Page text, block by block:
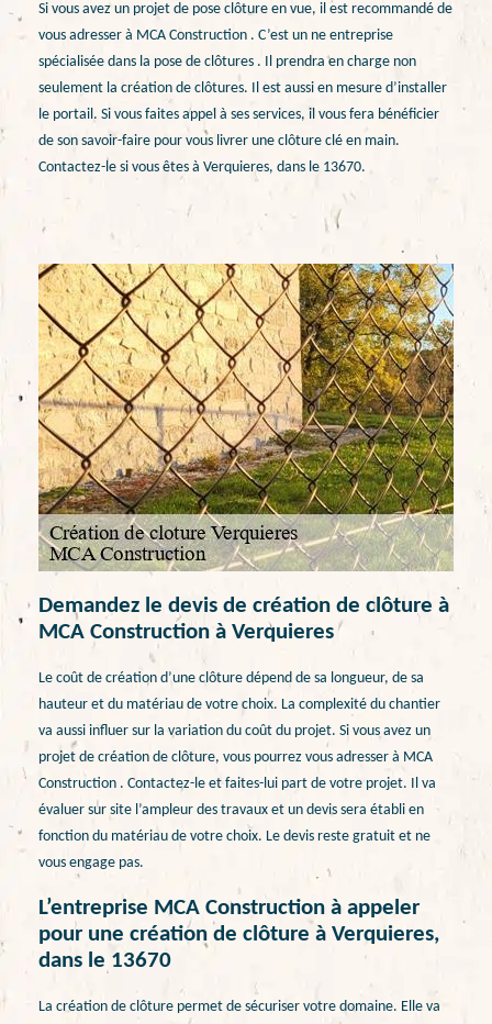
Si vous avez un projet de pose clôture en vue, il est recommandé de
vous adresser à MCA Construction . C’est un ne entreprise
spécialisée dans la pose de clôtures . Il prendra en charge non
seulement la création de clôtures. Il est aussi en mesure d’installer
le portail. Si vous faites appel à ses services, il vous fera bénéficier
de son savoir-faire pour vous livrer une clôture clé en main.
Contactez-le si vous êtes à Verquieres, dans le 13670.
Demandez le devis de création de clôture à
MCA Construction à Verquieres
Le coût de création d’une clôture dépend de sa longueur, de sa
hauteur et du matériau de votre choix. La complexité du chantier
va aussi influer sur la variation du coût du projet. Si vous avez un
projet de création de clôture, vous pourrez vous adresser à MCA
Construction . Contactez-le et faites-lui part de votre projet. Il va
évaluer sur site l’ampleur des travaux et un devis sera établi en
fonction du matériau de votre choix. Le devis reste gratuit et ne
vous engage pas.
L’entreprise MCA Construction à appeler
pour une création de clôture à Verquieres,
dans le 13670
La création de clôture permet de sécuriser votre domaine. Elle va